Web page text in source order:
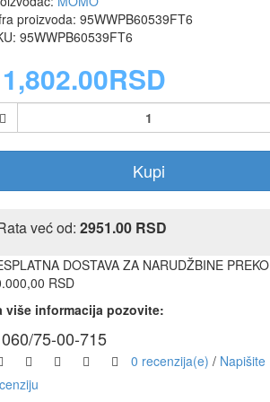
proizvoda: 95WWPB60539FT6
95WWPB60539FT6
Kupi
već od: 2951.00 RSD
DOSTAVA ZA NARUDŽBINE PREKO
RSD
više informacija pozovite:
060/75-00-715
0 recenzija(e) / Napišite